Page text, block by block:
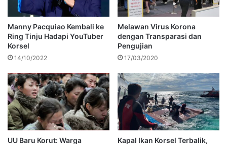
Manny Pacquiao Kembali ke
Ring Tinju Hadapi YouTuber
Korsel
14/10/2022
Melawan Virus Korona
dengan Transparasi dan
Pengujian
17/03/2020
UU Baru Korut: Warga
Kapal Ikan Korsel Terbalik,